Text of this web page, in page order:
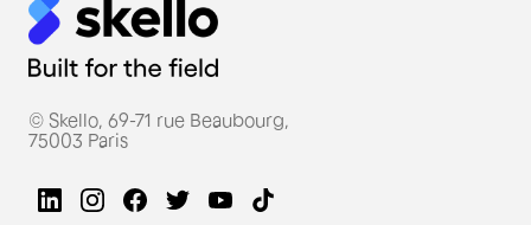
© Skello, 69-71 rue Beaubourg,
75003 Paris